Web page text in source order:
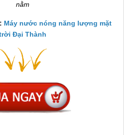
nằm
: Máy nước nóng năng lượng mặt
Đại Thành